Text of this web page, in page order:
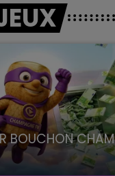
BOUCHON
Champagne